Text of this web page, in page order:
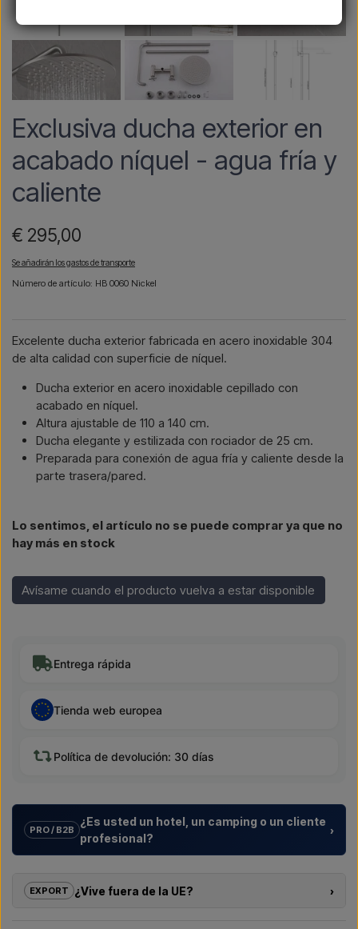
Exclusiva ducha exterior en
acabado níquel - agua fría y
caliente
€ 295,00
Se añadirán los gastos de transporte
Número de artículo: HB 0060 Nickel
Excelente ducha exterior fabricada en acero inoxidable 304
de alta calidad con superficie de níquel.
Ducha exterior en acero inoxidable cepillado con
acabado en níquel.
Altura ajustable de 110 a 140 cm.
Ducha elegante y estilizada con rociador de 25 cm.
Preparada para conexión de agua fría y caliente desde la
parte trasera/pared.
Lo sentimos, el artículo no se puede comprar ya que no
hay más en stock
Avísame cuando el producto vuelva a estar disponible
Entrega rápida
Tienda web europea
Política de devolución: 30 días
PRO / B2B
¿Es usted un hotel, un camping o un cliente
profesional?
›
promotores inmobiliarios con
duchas exteriores – desde la elección del modelo hasta la
EXPORT ¿Vive fuera de la UE?
›